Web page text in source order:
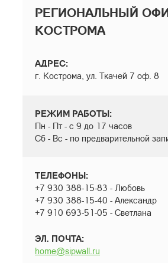
РЕГИОНАЛЬНЫЙ
КОСТРОМА
АДРЕС:
г. Кострома, ул. Ткачей 7 оф. 8
РЕЖИМ РАБОТЫ:
Пн - Пт - с 9 до 17 часов
Сб - Вс - по предварительной
ТЕЛЕФОНЫ:
+7 930 388-15-83 - Любовь
+7 930 388-15-40 - Александр
+7 910 693-51-05 - Светлана
ЭЛ. ПОЧТА:
home@sipwall.ru